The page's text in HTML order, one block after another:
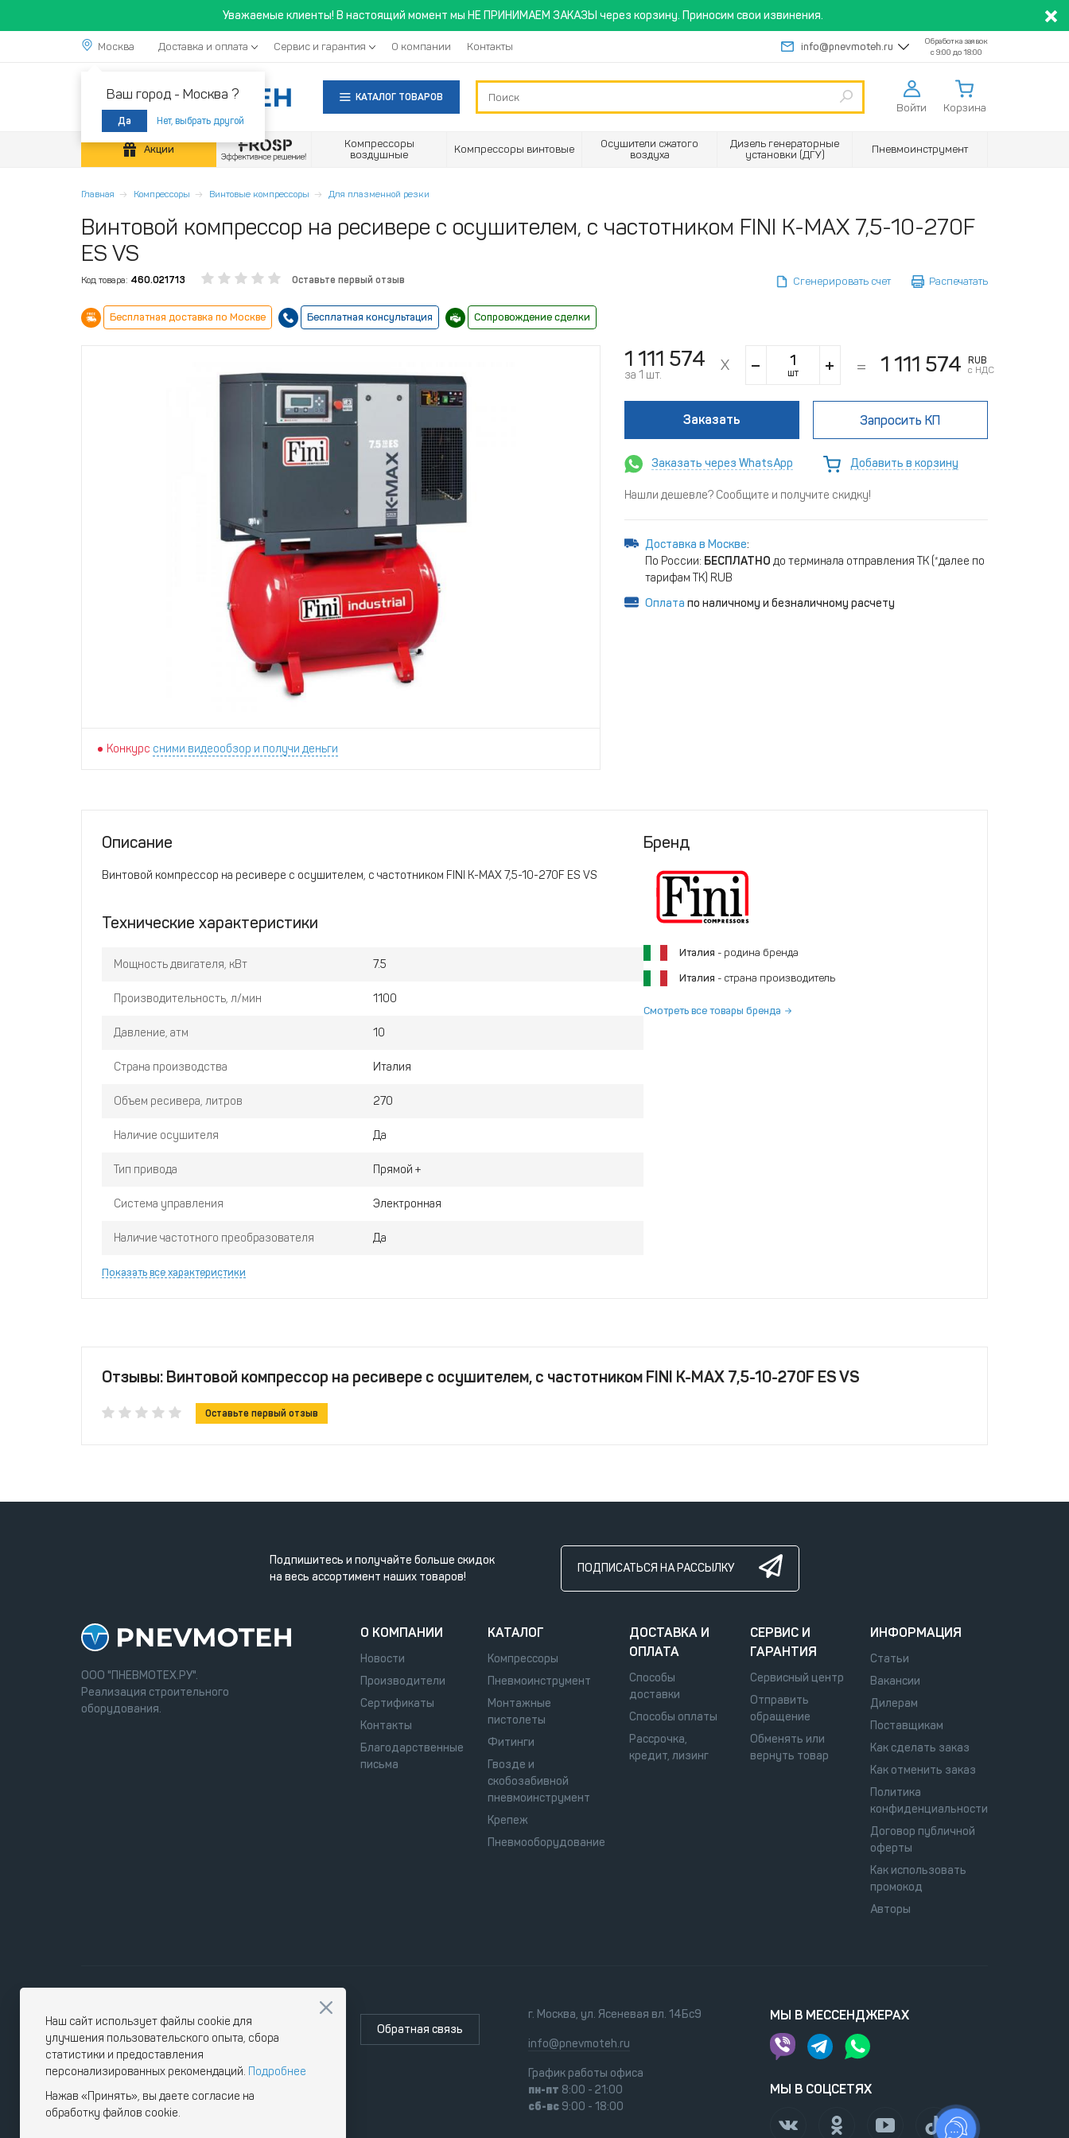
Уважаемые клиенты! В настоящий момент мы НЕ ПРИНИМАЕМ ЗАКАЗЫ через корзину. Приносим свои извинения.
Москва
Ваш город - Москва ?
Да Нет, выбрать другой
Доставка и оплата Сервис и гарантия О компании Контакты info@pnevmoteh.ru
Обработка заявок
с 9:00 до 18:00
КАТАЛОГ ТОВАРОВ
Войти Корзина
Акции
Компрессоры
воздушные
Компрессоры винтовые
Осушители сжатого
воздуха
Дизель генераторные
установки (ДГУ)
Пневмоинструмент
Главная Компрессоры Винтовые компрессоры Для плазменной резки
Винтовой компрессор на ресивере с осушителем, с частотником FINI K-MAX 7,5-10-270F
ES VS
Код товара: 460.021713 Оставьте первый отзыв Сгенерировать счет Распечатать
Бесплатная доставка по Москве Бесплатная консультация Сопровождение сделки
Конкурс сними видеообзор и получи деньги
1 111 574
за 1 шт. шт 1 111 574
RUB
с НДС
Заказать Запросить КП
Заказать через WhatsApp Добавить в корзину
Нашли дешевле? Сообщите и получите скидку!
Доставка в Москве:
По России: БЕСПЛАТНО до терминала отправления ТК (*далее по
тарифам ТК) RUB
Оплата по наличному и безналичному расчету
Описание
Винтовой компрессор на ресивере с осушителем, с частотником FINI K-MAX 7,5-10-270F ES VS
Технические характеристики
Мощность двигателя, кВт 7.5
Производительность, л/мин 1100
Давление, атм 10
Страна производства Италия
Объем ресивера, литров 270
Наличие осушителя Да
Тип привода Прямой +
Система управления Электронная
Наличие частотного преобразователя Да
Показать все характеристики
Бренд
Италия - родина бренда
Италия - страна производитель
Смотреть все товары бренда
Отзывы: Винтовой компрессор на ресивере с осушителем, с частотником FINI K-MAX 7,5-10-270F ES VS
Оставьте первый отзыв
Подпишитесь и получайте больше скидок
на весь ассортимент наших товаров!
ПОДПИСАТЬСЯ НА РАССЫЛКУ
ООО "ПНЕВМОТЕХ.РУ".
Реализация строительного
оборудования.
О КОМПАНИИ
Новости
Производители
Сертификаты
Контакты
Благодарственные
письма
КАТАЛОГ
Компрессоры
Пневмоинструмент
Монтажные
пистолеты
Фитинги
Гвозде и
скобозабивной
пневмоинструмент
Крепеж
Пневмооборудование
ДОСТАВКА И
ОПЛАТА
Способы
доставки
Способы оплаты
Рассрочка,
кредит, лизинг
СЕРВИС И
ГАРАНТИЯ
Сервисный центр
Отправить
обращение
Обменять или
вернуть товар
ИНФОРМАЦИЯ
Статьи
Вакансии
Дилерам
Поставщикам
Как сделать заказ
Как отменить заказ
Политика
конфиденциальности
Договор публичной
оферты
Как использовать
промокод
Авторы
Обратная связь
г. Москва, ул. Ясеневая вл. 14Бс9
info@pnevmoteh.ru
График работы офиса
пн-пт 8:00 - 21:00
сб-вс9:00 - 18:00
МЫ В МЕССЕНДЖЕРАХ
МЫ В СОЦСЕТЯХ
Наш сайт использует файлы cookie для
улучшения пользовательского опыта, сбора
статистики и предоставления
персонализированных рекомендаций. Подробнее
Нажав «Принять», вы даете согласие на
обработку файлов cookie.